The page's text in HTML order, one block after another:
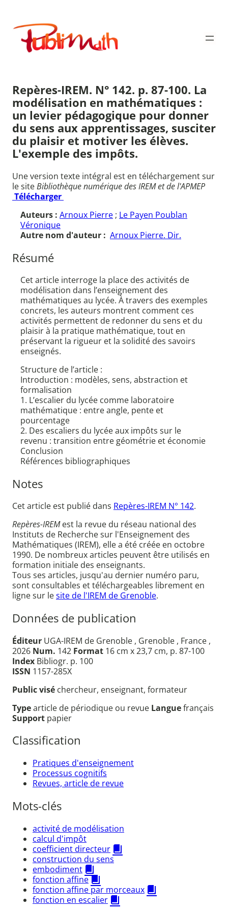
contenu
Publimath
Repères-IREM. N° 142. p. 87-100. La
modélisation en mathématiques :
un levier pédagogique pour donner
du sens aux apprentissages, susciter
du plaisir et motiver les élèves.
L'exemple des impôts.
Une version texte intégral est en téléchargement sur
le siteBibliothèque numérique des IREM et de l'APMEP
Télécharger
Auteurs : Arnoux Pierre ; Le Payen Poublan
Véronique
Autre nom d'auteur : Arnoux Pierre. Dir.
Résumé
Cet article interroge la place des activités de
modélisation dans l’enseignement des
mathématiques au lycée. À travers des exemples
concrets, les auteurs montrent comment ces
activités permettent de redonner du sens et du
plaisir à la pratique mathématique, tout en
préservant la rigueur et la solidité des savoirs
enseignés.
Structure de l’article :
Introduction : modèles, sens, abstraction et
formalisation
1. L’escalier du lycée comme laboratoire
mathématique : entre angle, pente et
pourcentage
2. Des escaliers du lycée aux impôts sur le
revenu : transition entre géométrie et économie
Conclusion
Références bibliographiques
Notes
Cet article est publié dans Repères-IREM N° 142.
Repères-IREMest la revue du réseau national des
Instituts de Recherche sur l'Enseignement des
Mathématiques (IREM), elle a été créée en octobre
1990. De nombreux articles peuvent être utilisés en
formation initiale des enseignants.
Tous ses articles, jusqu'au dernier numéro paru,
sont consultables et téléchargeables librement en
ligne sur lesite de l'IREM de Grenoble.
Données de publication
Éditeur UGA-IREM de Grenoble , Grenoble , France ,
2026 Num. 142 Format 16 cm x 23,7 cm, p. 87-100
Index Bibliogr. p. 100
ISSN 1157-285X
Public visé chercheur, enseignant, formateur
Typearticle de périodique ou revue Languefrançais
Support papier
Classification
Pratiques d'enseignement
Processus cognitifs
Revues, article de revue
Mots-clés
activité de modélisation
calcul d'impôt
coefficient directeur
construction du sens
embodiment
fonction affine
fonction affine par morceaux
fonction en escalier